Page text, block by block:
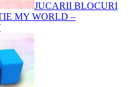
JUCARII BLOCURI
MY WORLD –